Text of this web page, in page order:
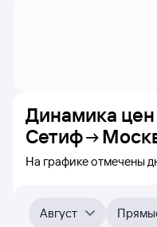
Динамика
Сетиф
На графике отмечены
на ближайшие пять
перейдите по клику к
Август